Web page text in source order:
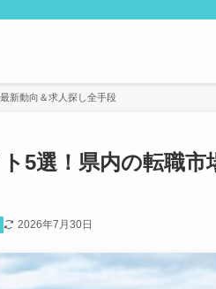
新動向＆求人探し全手段
5選！県内の転職市
2026年7月30日